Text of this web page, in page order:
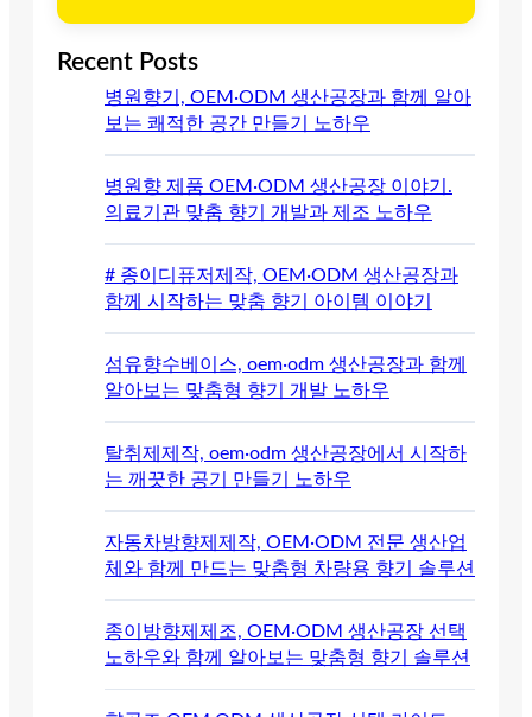
Recent Posts
병원향기, OEM·ODM 생산공장과 함께 알아
보는 쾌적한 공간 만들기 노하우
병원향 제품 OEM·ODM 생산공장 이야기.
의료기관 맞춤 향기 개발과 제조 노하우
# 종이디퓨저제작, OEM·ODM 생산공장과
함께 시작하는 맞춤 향기 아이템 이야기
섬유향수베이스, oem·odm 생산공장과 함께
알아보는 맞춤형 향기 개발 노하우
탈취제제작, oem·odm 생산공장에서 시작하
는 깨끗한 공기 만들기 노하우
자동차방향제제작, OEM·ODM 전문 생산업
체와 함께 만드는 맞춤형 차량용 향기 솔루션
종이방향제제조, OEM·ODM 생산공장 선택
노하우와 함께 알아보는 맞춤형 향기 솔루션